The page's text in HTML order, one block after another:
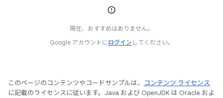
現在、おすすめはありません。
Google アカウントに ログイン してください。
このページのコンテンツやコードサンプルは、
コンテンツ ライセンス
に記載のライセンスに従います。Java および OpenJDK は Oracle およ